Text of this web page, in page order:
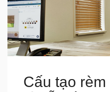
Cấu tạo